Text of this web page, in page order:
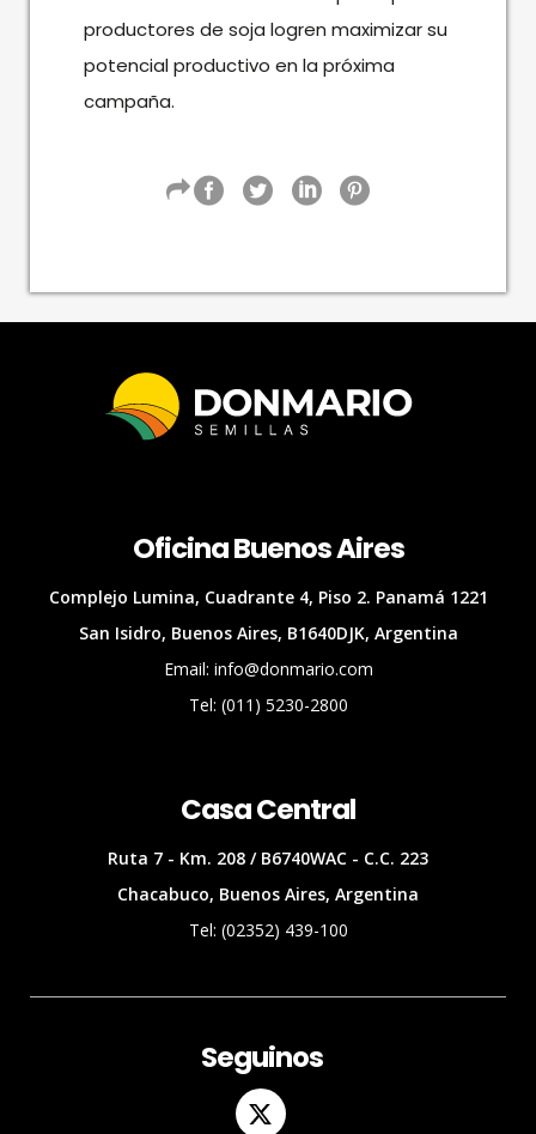
productores de soja logren maximizar su
potencial productivo en la próxima
campaña.
Oficina Buenos Aires
Complejo Lumina, Cuadrante 4, Piso 2. Panamá 1221
San Isidro, Buenos Aires, B1640DJK, Argentina
Email: info@donmario.com
Tel: (011) 5230-2800
Casa Central
Ruta 7 - Km. 208 / B6740WAC - C.C. 223
Chacabuco, Buenos Aires, Argentina
Tel: (02352) 439-100
Seguinos